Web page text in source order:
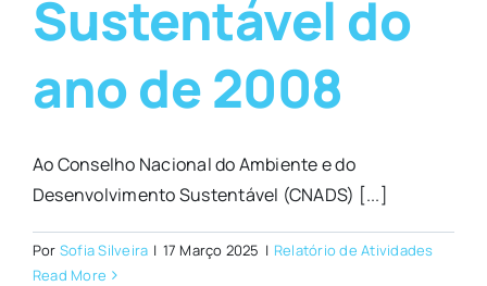
Sustentável do
ano de 2008
Ao Conselho Nacional do Ambiente e do
Desenvolvimento Sustentável (CNADS) [...]
Por Sofia Silveira | 17 Março 2025 | Relatório de Atividades
Read More